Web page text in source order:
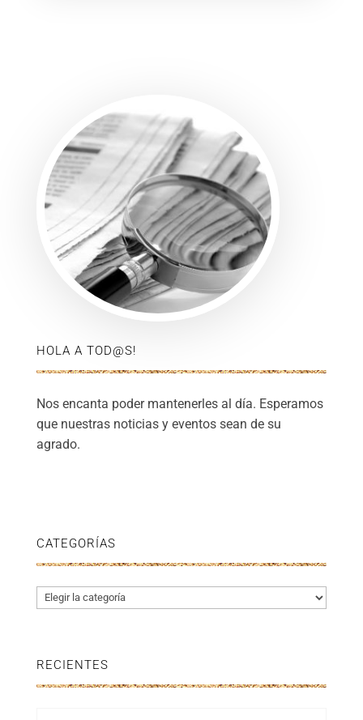
HOLA A TOD@S!
Nos encanta poder mantenerles al día. Esperamos
que nuestras noticias y eventos sean de su
agrado.
CATEGORÍAS
Categorías
RECIENTES